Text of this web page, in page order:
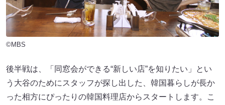
©MBS
後半戦は、「同窓会ができる“新しい店”を知りたい」とい
う大谷のためにスタッフが探し出した、韓国暮らしが長か
った相方にぴったりの韓国料理店からスタートします。こ